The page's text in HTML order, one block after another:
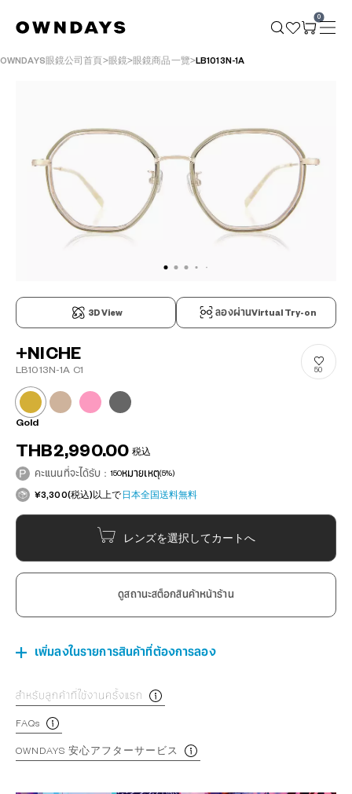
0
OWNDAYS眼鏡公司首頁 眼鏡 眼鏡商品一覽 LB1013N-1A
3D View ลองผ่านVirtual Try-on
+NICHE
LB1013N-1A C1 50
Gold
THB2,990.00 税込
คะแนนที่จะได้รับ：150หมายเหตุ(5%)
¥3,300(税込)以上で 日本全国送料無料
レンズを選択してカートへ
ดูสถานะสต็อกสินค้าหน้าร้าน
เพิ่มลงในรายการสินค้าที่ต้องการลอง
สำหรับลูกค้าที่ใช้งานครั้งแรก
FAQs
OWNDAYS 安心アフターサービス